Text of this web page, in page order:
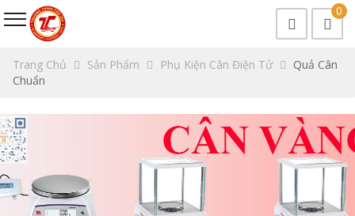
0
Trang Chủ Sản Phẩm Phụ Kiện Cân Điện Tử
Quả Cân
Chuẩn